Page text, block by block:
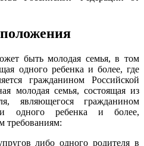
быть молодая семья, в том
одного ребенка и более, где
гражданином Российской
молодая семья, состоящая из
являющегося гражданином
одного ребенка и более,
требованиям:
либо одного родителя в